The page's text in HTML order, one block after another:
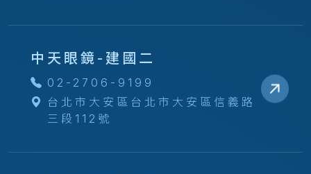
中天眼鏡-建國二
02-2706-9199
台北市大安區台北市大安區信義路
三段112號